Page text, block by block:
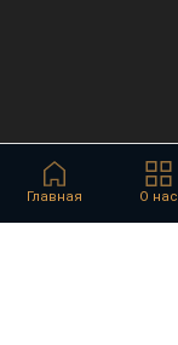
Главная О нас